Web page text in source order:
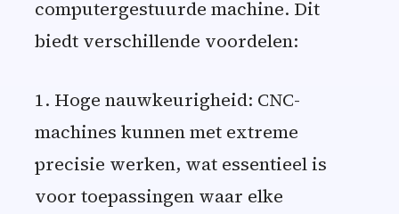
computergestuurde machine. Dit
biedt verschillende voordelen:
1. Hoge nauwkeurigheid: CNC-
machines kunnen met extreme
precisie werken, wat essentieel is
voor toepassingen waar elke